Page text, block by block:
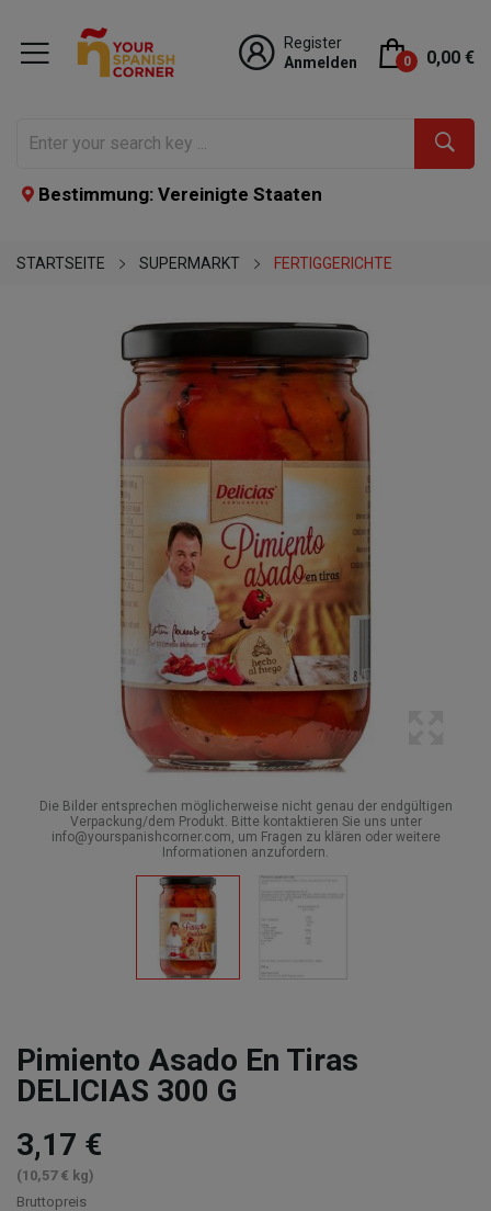
Register
Anmelden
0 0,00 €
Bestimmung: Vereinigte Staaten
STARTSEITE SUPERMARKT FERTIGGERICHTE
Die Bilder entsprechen möglicherweise nicht genau der endgültigen
Verpackung/dem Produkt. Bitte kontaktieren Sie uns unter
info@yourspanishcorner.com, um Fragen zu klären oder weitere
Informationen anzufordern.
Pimiento Asado En Tiras
DELICIAS 300 G
3,17 €
(10,57 € kg)
Bruttopreis